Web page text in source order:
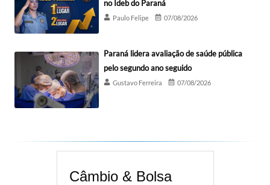
no Ideb do Paraná
Paulo Felipe 07/08/2026
Paraná lidera avaliação de saúde pública
pelo segundo ano seguido
Gustavo Ferreira 07/08/2026
Câmbio & Bolsa